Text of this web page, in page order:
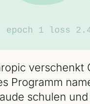
verschenkt
Programm
schulen